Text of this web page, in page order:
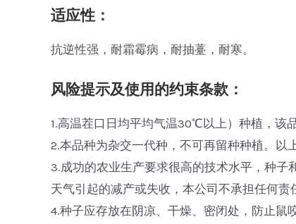
适应性：
抗逆性强，耐霜霉病，耐抽薹，耐寒。
风险提示及使用的约束条款：
1.高温茬口日均平均气温30℃以上）种植，该
2.本品种为杂交一代种，不可再留种种植。以
3.成功的农业生产要求很高的技术水平，种
天气引起的减产或失收，本公司不承担任何
4.种子应存放在阴凉、干燥、密闭处，防止鼠